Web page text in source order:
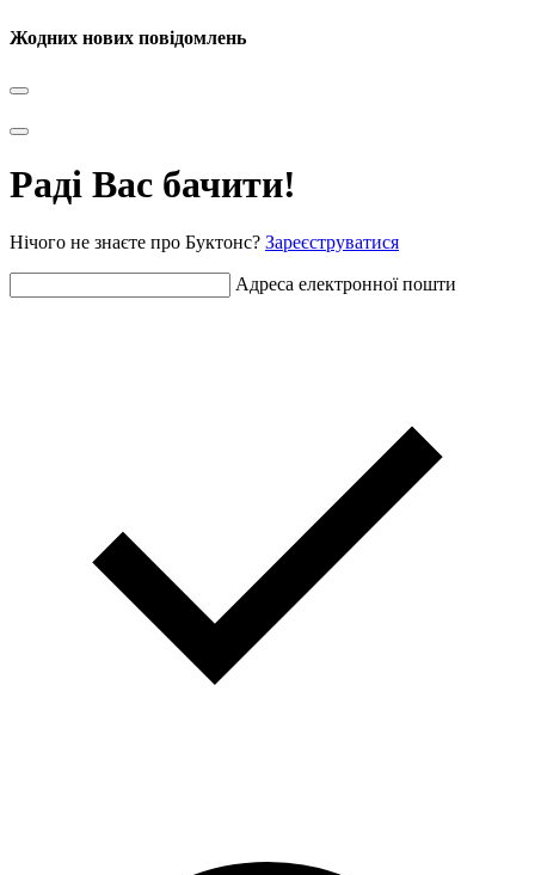
Жодних нових повідомлень
Раді Вас бачити!
Нічого не знаєте про Буктонс? Зареєструватися
Адреса електронної пошти